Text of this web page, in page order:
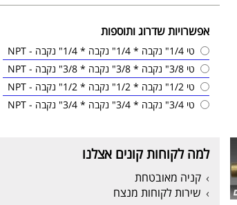
אפשרויות שדרוג ותוספות
טי 1/4" נקבה * 1/4" נקבה * 1/4" נקבה - NPT
טי 3/8" נקבה * 3/8" נקבה * 3/8" נקבה - NPT
טי 1/2" נקבה * 1/2" נקבה * 1/2" נקבה - NPT
טי 3/4" נקבה * 3/4" נקבה * 3/4" נקבה - NPT
למה לקוחות קונים אצלנו
קניה מאובטחת
שירות לקוחות מנצח